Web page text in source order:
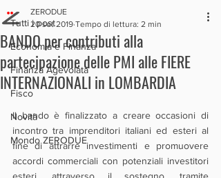
Tutti i post
Economia e Finanza
Finanza Agevolata
Fisco
Novità
Mondo ZERODUE
BANDO per contributi alla
partecipazione delle PMI alle FIERE
INTERNAZIONALI in LOMBARDIA
ZERODUE
20 set 2019 Tempo di lettura: 2 min
Il bando è finalizzato a creare occasioni di
incontro tra imprenditori italiani ed esteri al
fine di attrarre investimenti e promuovere
accordi commerciali con potenziali investitori